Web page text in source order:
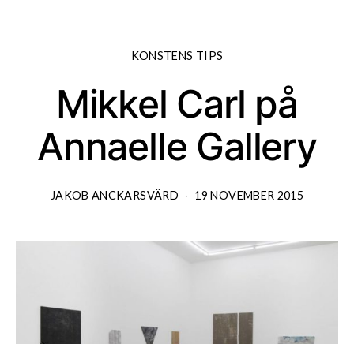
KONSTENS TIPS
Mikkel Carl på
Annaelle Gallery
JAKOB ANCKARSVÄRD 19 NOVEMBER 2015